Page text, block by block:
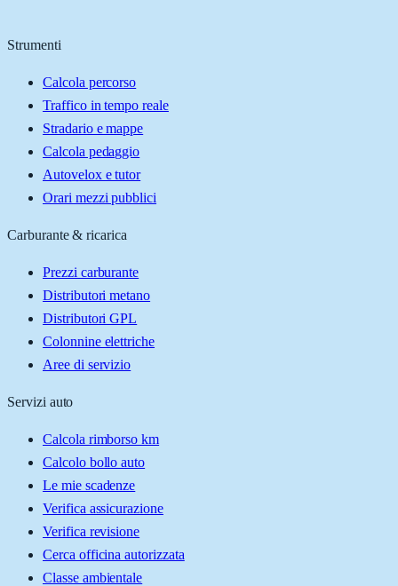
Strumenti
Calcola percorso
Traffico in tempo reale
Stradario e mappe
Calcola pedaggio
Autovelox e tutor
Orari mezzi pubblici
Carburante & ricarica
Prezzi carburante
Distributori metano
Distributori GPL
Colonnine elettriche
Aree di servizio
Servizi auto
Calcola rimborso km
Calcolo bollo auto
Le mie scadenze
Verifica assicurazione
Verifica revisione
Cerca officina autorizzata
Classe ambientale